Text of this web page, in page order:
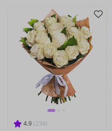
4.9 (234)